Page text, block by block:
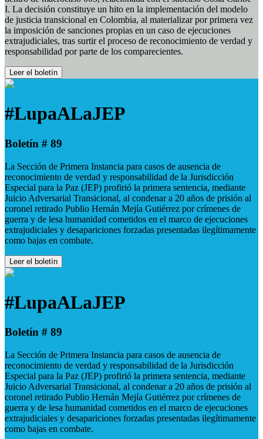
I. La decisión constituye un hito en la implementación del modelo
de justicia transicional en Colombia, al materializar por primera vez
la imposición de sanciones propias en un caso de ejecuciones
extrajudiciales, tras surtir el proceso de reconocimiento de verdad y
responsabilidad por parte de los comparecientes.
Leer el boletín
#LupaALaJEP
Boletín # 89
La Sección de Primera Instancia para casos de ausencia de
reconocimiento de verdad y responsabilidad de la Jurisdicción
Especial para la Paz (JEP) profirió la primera sentencia, mediante
Juicio Adversarial Transicional, al condenar a 20 años de prisión al
coronel retirado Publio Hernán Mejía Gutiérrez por crímenes de
guerra y de lesa humanidad cometidos en el marco de ejecuciones
extrajudiciales y desapariciones forzadas presentadas ilegítimamente
como bajas en combate.
Leer el boletín
#LupaALaJEP
Boletín # 89
La Sección de Primera Instancia para casos de ausencia de
reconocimiento de verdad y responsabilidad de la Jurisdicción
Especial para la Paz (JEP) profirió la primera sentencia, mediante
Juicio Adversarial Transicional, al condenar a 20 años de prisión al
coronel retirado Publio Hernán Mejía Gutiérrez por crímenes de
guerra y de lesa humanidad cometidos en el marco de ejecuciones
extrajudiciales y desapariciones forzadas presentadas ilegítimamente
como bajas en combate.